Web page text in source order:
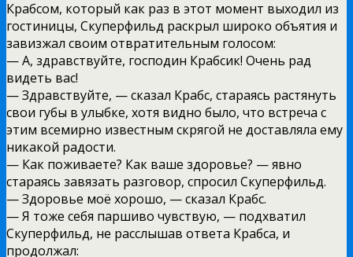
Крабсом, который как раз в этот момент выходил из
гостиницы, Скуперфильд раскрыл широко объятия и
завизжал своим отвратительным голосом:
— А, здравствуйте, господин Крабсик! Очень рад
видеть вас!
— Здравствуйте, — сказал Крабс, стараясь растянуть
свои губы в улыбке, хотя видно было, что встреча с
этим всемирно известным скрягой не доставляла ему
никакой радости.
— Как поживаете? Как ваше здоровье? — явно
стараясь завязать разговор, спросил Скуперфильд.
— Здоровье моё хорошо, — сказал Крабс.
— Я тоже себя паршиво чувствую, — подхватил
Скуперфильд, не расслышав ответа Крабса, и
продолжал: